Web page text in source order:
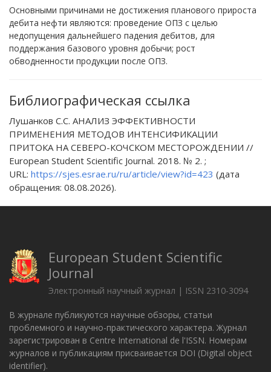
Основными причинами не достижения планового прироста
дебита нефти являются: проведение ОПЗ с целью
недопущения дальнейшего падения дебитов, для
поддержания базового уровня добычи; рост
обводненности продукции после ОПЗ.
Библиографическая ссылка
Лушанков С.С. АНАЛИЗ ЭФФЕКТИВНОСТИ
ПРИМЕНЕНИЯ МЕТОДОВ ИНТЕНСИФИКАЦИИ
ПРИТОКА НА СЕВЕРО-КОЧСКОМ МЕСТОРОЖДЕНИИ //
European Student Scientific Journal. 2018. № 2. ;
URL: https://sjes.esrae.ru/ru/article/view?id=423 (дата
обращения: 08.08.2026).
European Student Scientific
Journal
Электронный научный журнал | ISSN 2310-3094
В журнале публикуются научные обзоры, статьи
проблемного и научно-практического характера. Журнал
зарегистрирован в Centre International de l'ISSN. Номерам
журналов и публикациям присваивается DOI (Digital object
identifier).